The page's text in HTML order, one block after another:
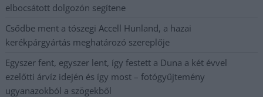
elbocsátott dolgozón segítene
Csődbe ment a tószegi Accell Hunland, a hazai
kerékpárgyártás meghatározó szereplője
Egyszer fent, egyszer lent, így festett a Duna a két évvel
ezelőtti árvíz idején és így most – fotógyűjtemény
ugyanazokból a szögekből